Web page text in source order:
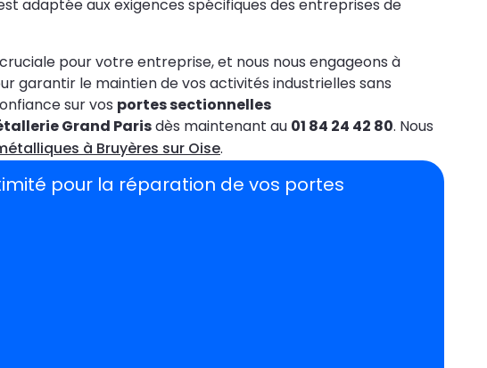
adaptée aux exigences spécifiques des entreprises de
pour votre entreprise, et nous nous engageons à
garantir le maintien de vos activités industrielles sans
sur vos portes sectionnelles
Grand Parisdès maintenant au 01 84 24 42 80. Nous
à Bruyères sur Oise.
pour la réparation de vos portes